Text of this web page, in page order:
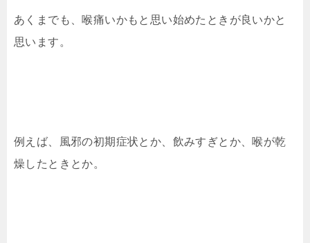
あくまでも、喉痛いかもと思い始めたときが良いかと
思います。
例えば、風邪の初期症状とか、飲みすぎとか、喉が乾
燥したときとか。